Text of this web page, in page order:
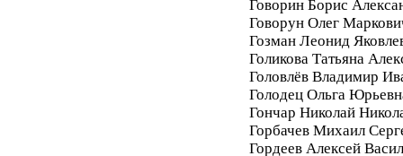
Говорин Борис
Говорун Олег
Гозман Леонид
Голикова Татьяна
Головлёв Владимир
Голодец Ольга
Гончар Николай
Горбачев Михаил
Гордеев Алексей